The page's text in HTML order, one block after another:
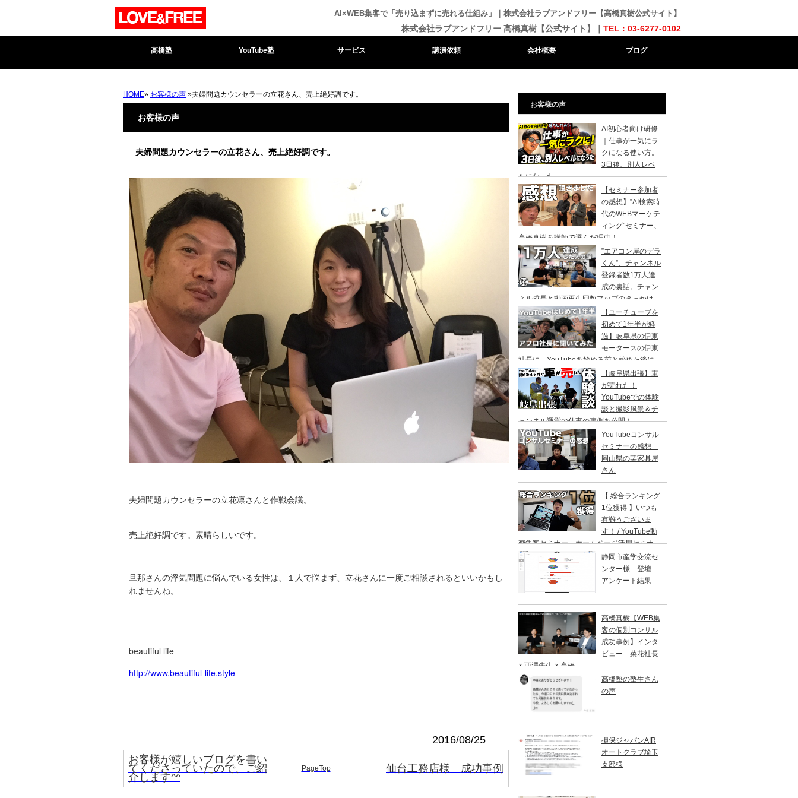
AI×WEB集客で「売り込まずに売れる仕組み」｜株式会社ラブアンドフリー【高橋真樹公式サイト】
株式会社ラブアンドフリー 高橋真樹【公式サイト】｜ TEL：03-6277-0102
高橋塾 YouTube塾 サービス 講演依頼 会社概要 ブログ
HOME» お客様の声 »夫婦問題カウンセラーの立花さん、売上絶好調です。
お客様の声
夫婦問題カウンセラーの立花さん、売上絶好調です。
夫婦問題カウンセラーの立花凛さんと作戦会議。
売上絶好調です。素晴らしいです。
旦那さんの浮気問題に悩んでいる女性は、１人で悩まず、立花さんに一度ご相談されるといいかもし
れませんね。
beautiful life
http://www.beautiful-life.style
2016/08/25
お客様が嬉しいブログを書い
てくださっていたので、ご紹
介します^^
PageTop 仙台工務店様 成功事例
お客様の声
AI初心者向け研修
｜仕事が一気にラ
クになる使い方。
3日後、別人レベ
ルになった
【セミナー参加者
の感想】”AI検索時
代のWEBマーケテ
ィング”セミナー、
高橋真樹を講師で選んだ理由！
”エアコン屋のデラ
くん”、チャンネル
登録者数1万人達
成の裏話。チャン
ネル成長と動画再生回数アップのきっかけ。
ラブアンドフリーで撮影＆動画編集＆アップ
代行のお手伝いをしております。
【ユーチューブを
初めて1年半が経
過】岐阜県の伊東
モータースの伊東
社長に、YouTubeを始める前と始めた後に
どうなったのかを聞いてみた！高橋真樹
【岐阜県出張】車
が売れた！
YouTubeでの体験
談と撮影風景＆チ
ャンネル運営の仕事の裏側を公開！
YouTubeコンサル
セミナーの感想
岡山県の某家具屋
さん
【 総合ランキング
1位獲得 】いつも
有難うございま
す！ / YouTube動
画集客セミナー、ホームページ活用セミナ
ー、SEO対策セミナー、SNS活用セミナ
ー / （株）ラブアンドフリー 高橋真樹
静岡市産学交流セ
ンター様 登壇
アンケート結果
高橋真樹【WEB集
客の個別コンサル
成功事例】インタ
ビュー 菜花社長
× 西澤先生 × 高橋
高橋塾の塾生さん
の声
損保ジャパンAIR
オートクラブ埼玉
支部様